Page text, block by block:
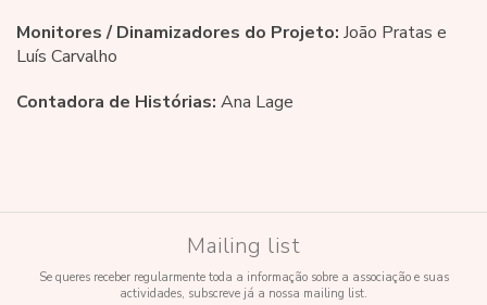
Monitores / Dinamizadores do Projeto: João Pratas e
Luís Carvalho
Contadora de Histórias: Ana Lage
Mailing list
Se queres receber regularmente toda a informação sobre a associação e suas
actividades, subscreve já a nossa mailing list.